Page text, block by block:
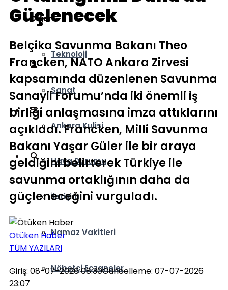
Diğer
Teknoloji
Sanat
Ankara Kulisi
Hava Durumu
İletişim
Namaz Vakitleri
Nöbetçi Eczaneler
Güçlenecek
Belçika Savunma Bakanı Theo
Francken, NATO Ankara Zirvesi
kapsamında düzenlenen Savunma
Sanayii Forumu’nda iki önemli iş
birliği anlaşmasına imza attıklarını
açıkladı. Francken, Milli Savunma
Bakanı Yaşar Güler ile bir araya
geldiğini belirterek Türkiye ile
savunma ortaklığının daha da
güçleneceğini vurguladı.
Ötüken Haber
TÜM YAZILARI
Giriş: 08-07-2026 08:30Güncelleme: 07-07-2026
23:07